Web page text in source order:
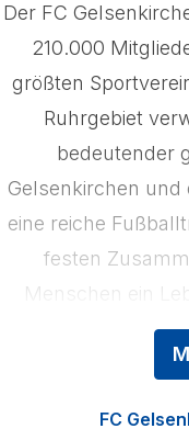
Der FC
210.000
größten
Ruhrgebiet
bedeutender
Gelsenkirchen und
eine reiche
festen
Menschen ein
Königsblauen ist
Fußball der
FC